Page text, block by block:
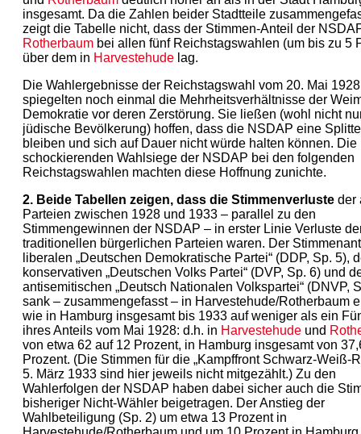
insgesamt. Da die Zahlen beider Stadtteile
zeigt die Tabelle nicht, dass der Stimmen-Anteil der
Rotherbaum bei allen fünf Reichstagswahlen (um bis zu 5
über dem in Harvestehude lag.
Die Wahlergebnisse der Reichstagswahl vom 20. Mai 1928
spiegelten noch einmal die Mehrheitsverhältnisse der
Demokratie vor deren Zerstörung. Sie ließen (wohl nicht
jüdische Bevölkerung) hoffen, dass die NSDAP eine
bleiben und sich auf Dauer nicht würde halten können. Die
schockierenden Wahlsiege der NSDAP bei den folgenden
Reichstagswahlen machten diese Hoffnung zunichte.
2. Beide Tabellen zeigen, dass die Stimmenverluste der
Parteien zwischen 1928 und 1933 – parallel zu den
Stimmengewinnen der NSDAP – in erster Linie Verluste
traditionellen bürgerlichen Parteien waren. Der
liberalen „Deutschen Demokratische Partei“ (DDP, Sp. 5),
konservativen „Deutschen Volks Partei“ (DVP, Sp. 6) und
antisemitischen „Deutsch Nationalen Volkspartei“ (DNVP,
sank – zusammengefasst – in Harvestehude/Rotherbaum
wie in Hamburg insgesamt bis 1933 auf weniger als ein
ihres Anteils vom Mai 1928: d.h. in Harvestehude und
von etwa 62 auf 12 Prozent, in Hamburg insgesamt von
Prozent. (Die Stimmen für die „Kampffront Schwarz-Weiß-
5. März 1933 sind hier jeweils nicht mitgezählt.) Zu den
Wahlerfolgen der NSDAP haben dabei sicher auch die
bisheriger Nicht-Wähler beigetragen. Der Anstieg der
Wahlbeteiligung (Sp. 2) um etwa 13 Prozent in